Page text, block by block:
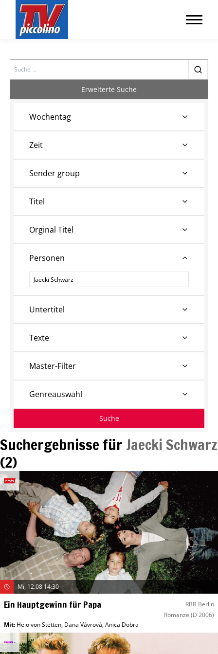
Search
Suchergebnisse für Jaecki Schwarz
(2)
Mi, 12.08 14:30
Ein Hauptgewinn für Papa
RBB Berlin
Romanze (D 2006)
Mit: Heio von Stetten, Dana Vávrová,Anica Dobra
Erweiterte Suche
Wochentag
Zeit
Sender group
Titel
Orginal Titel
Personen
Personen
Untertitel
Texte
Master-Filter
Genreauswahl
Suche